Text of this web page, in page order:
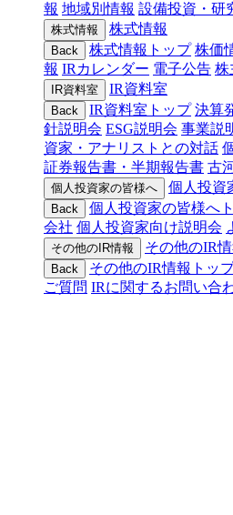
報 地域別情報 設備投資・研
株式情報 株式情報
Back 株式情報トップ 株価
報 IRカレンダー 電子公告 株
IR資料室 IR資料室
Back IR資料室トップ 決算
針説明会 ESG説明会 事業説
資家・アナリストとの対話
証券報告書・半期報告書 古
個人投資家の皆様へ 個人投資
Back 個人投資家の皆様へ
会社 個人投資家向け説明会
その他のIR情報 その他のIR
Back その他のIR情報トッ
ご質問 IRに関するお問い合